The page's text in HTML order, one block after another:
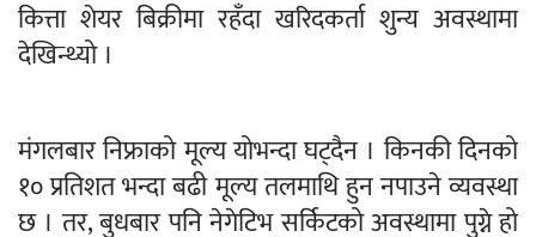
कित्ता शेयर बिक्रीमा रहँदा खरिदकर्ता शुन्य अवस्थामा
देखिन्थ्यो ।
मंगलबार निफ्राको मूल्य योभन्दा घट्दैन । किनकी दिनको
१० प्रतिशत भन्दा बढी मूल्य तलमाथि हुन नपाउने व्यवस्था
छ । तर, बुधबार पनि नेगेटिभ सर्किटको अवस्थामा पुग्ने हो